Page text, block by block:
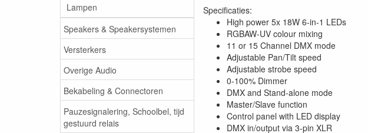
Lampen
Speakers & Speakersystemen
Versterkers
Overige Audio
Bekabeling & Connectoren
Pauzesignalering, Schoolbel, tijd
gestuurd relais
Specificaties:
High power 5x 18W 6-in-1 LEDs
RGBAW-UV colour mixing
11 or 15 Channel DMX mode
Adjustable Pan/Tilt speed
Adjustable strobe speed
0-100% Dimmer
DMX and Stand-alone mode
Master/Slave function
Control panel with LED display
DMX in/output via 3-pin XLR